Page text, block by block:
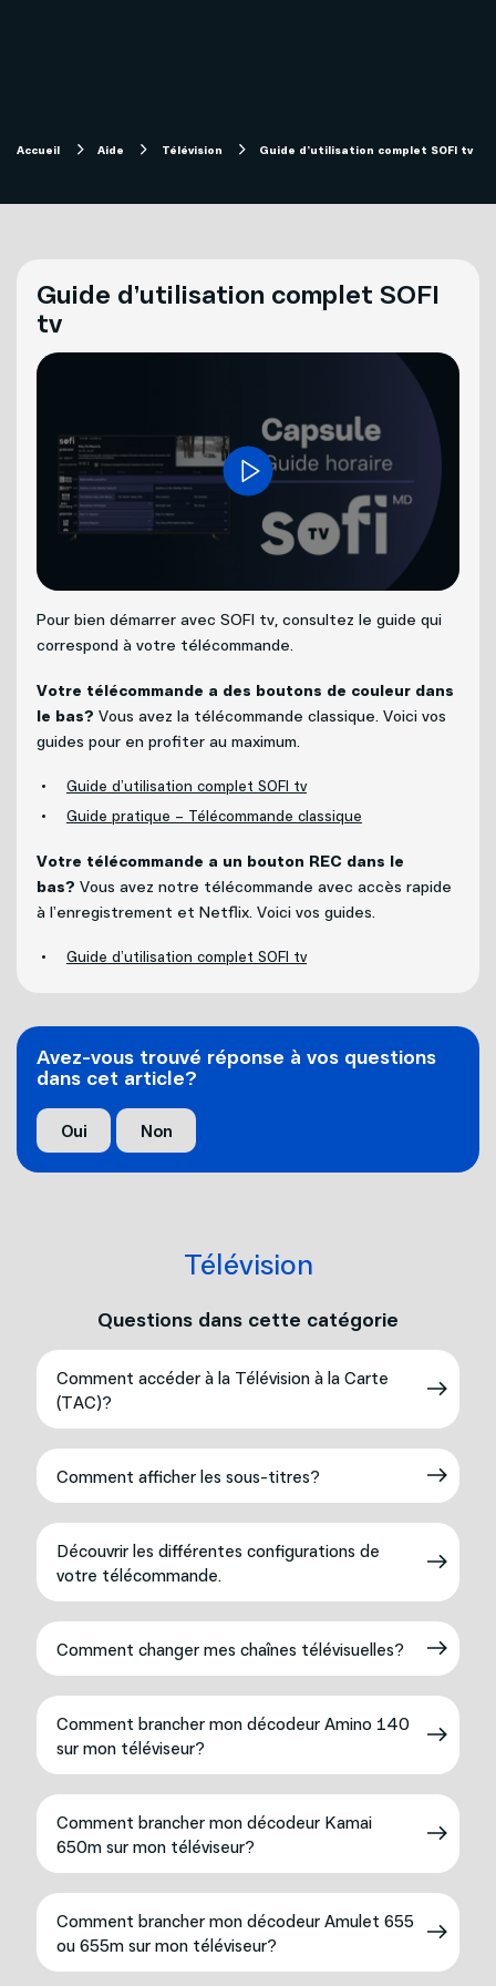
Soutien technique
Téléphonie
Capsules vidéos
Mon Sogetel
Politique de bénévolat
Carrières
Nous joindre
Accueil Aide Télévision Guide d’utilisation complet SOFI tv
Guide d’utilisation complet SOFI
tv
Pour bien démarrer avec SOFI tv, consultez le guide qui
correspond à votre télécommande.
Votre télécommande a des boutons de couleur dans
le bas? Vous avez la télécommande classique. Voici vos
guides pour en profiter au maximum.
Guide d’utilisation complet SOFI tv
Guide pratique – Télécommande classique
Votre télécommande a un bouton REC dans le
bas? Vous avez notre télécommande avec accès rapide
à l’enregistrement et Netflix. Voici vos guides.
Guide d’utilisation complet SOFI tv
Avez-vous trouvé réponse à vos questions
dans cet article?
Oui Non
Télévision
Questions dans cette catégorie
Comment accéder à la Télévision à la Carte
(TAC)?
Comment afficher les sous-titres?
Découvrir les différentes configurations de
votre télécommande.
Comment changer mes chaînes télévisuelles?
Comment brancher mon décodeur Amino 140
sur mon téléviseur?
Comment brancher mon décodeur Kamai
650m sur mon téléviseur?
Comment brancher mon décodeur Amulet 655
ou 655m sur mon téléviseur?